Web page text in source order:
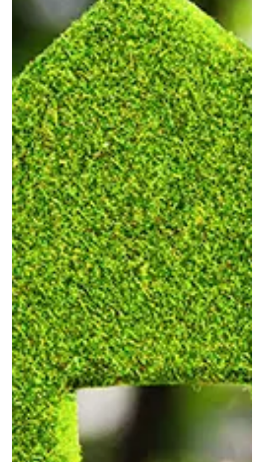
máj. 20. 2 perc olvasás
Támogatott tartalom
Homlokzati hőszigetelés
A weberpas topDRY szerepe a tartós felújításban: a homlokzat az
épület „védőpajzsa”: egyszerre felel az energiahatékonyságért, a
tartósságért és az esztétikáért. Egy felújítás vagy új építés során
ezért nem mindegy, milyen anyagokból építjük fel, és hogy ezek
mennyire illeszkednek egymáshoz. A korszerű hőszigetelési
rendszerek – köztük a Weber teljes homlokzati megoldásai –
éppen ezért rendszerben értelmezhetők igazán: akkor működnek
hosszú távon, ha minden réteg összehangolt